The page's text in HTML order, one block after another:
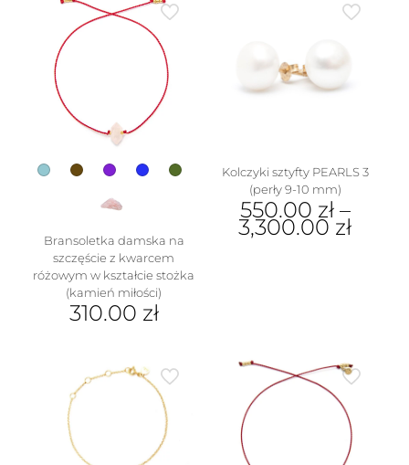
Bransoletka damska na
szczęście z kwarcem
różowym w kształcie stożka
(kamień miłości)
310.00 zł
ma
wariantów.
wybrać
Kolczyki sztyfty PEARLS 3
(perły 9-10 mm)
550.00 zł–
3,300.00 zł
wybrać
produktu